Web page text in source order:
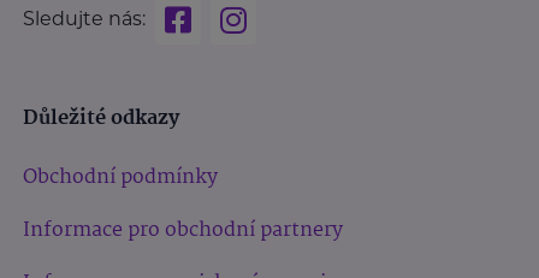
Sledujte nás:
Důležité odkazy
Obchodní podmínky
Informace pro obchodní partnery